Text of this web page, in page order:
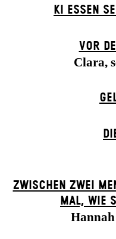
KI ESSEN
VOR
Clara,
ZWISCHEN ZWEI
MAL, WIE